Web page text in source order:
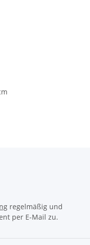
regelmäßig und
per E-Mail zu.